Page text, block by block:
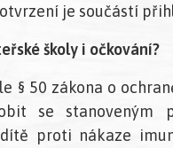
je součástí
školy i očkování?
§ 50 zákona o
se stanoveným
proti nákaze